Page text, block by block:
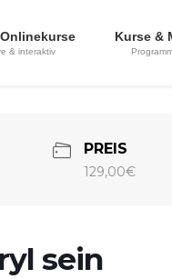
& interaktiv
Kurse &
PREIS
129,00€
sein